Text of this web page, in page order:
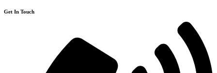
Get In Touch